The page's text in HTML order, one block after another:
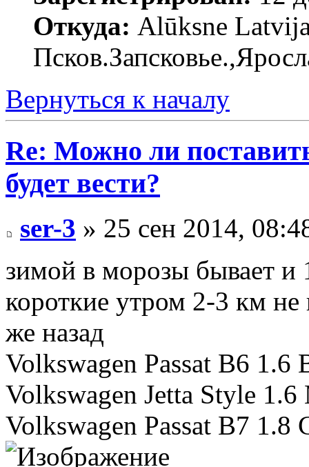
Откуда: Alūksne
Вернуться к началу
Re: Можно ли
будет вести?
ser-3 » 25 сен 2014,
зимой в морозы бывает и
короткие утром 2-3 км не
же назад
Volkswagen Passat B6 1.6
Volkswagen Jetta Style
Volkswagen Passat B7 1.8